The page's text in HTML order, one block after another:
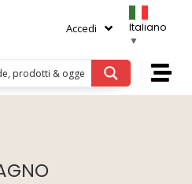
Accedi
Italiano
▼